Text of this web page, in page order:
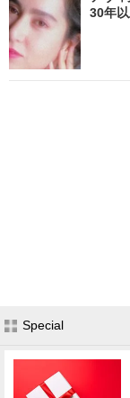
30年
Special